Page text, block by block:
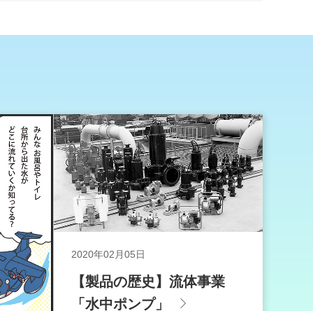
2020年02月05日
【製品の歴史】流体事業
「水中ポンプ」